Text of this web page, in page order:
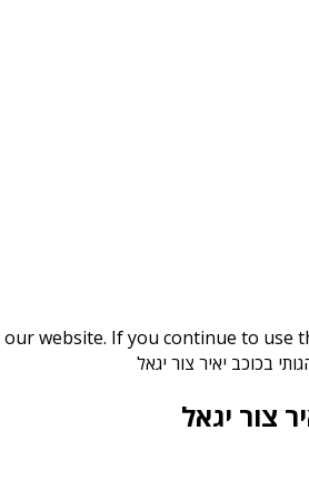
website. If you continue to use
בכוכב יאיר צור יגאל
צור יגאל